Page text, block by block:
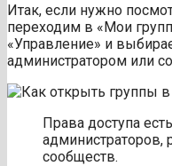
Итак, если нужно
переходим в «Мои
«Управление» и
администратором или
Права доступа
администраторов,
сообществ.